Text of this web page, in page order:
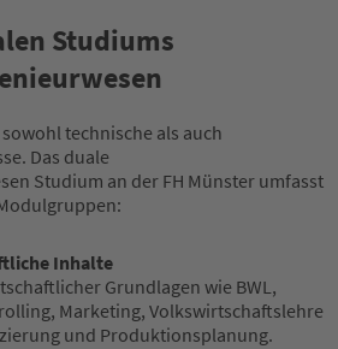
Studiums
technische als auch
Das duale
Studium an der FH Münster umfasst
Inhalte
Grundlagen wie BWL,
Marketing, Volkswirtschaftslehre
und Produktionsplanung.